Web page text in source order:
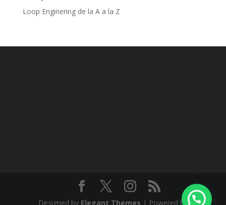
Loop Enginering de la A a la Z
Designed by Elegant Themes | Powered by